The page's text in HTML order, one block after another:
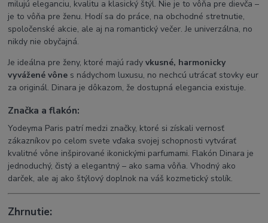
milujú eleganciu, kvalitu a klasický štýl. Nie je to vôňa pre dievča –
je to vôňa pre ženu. Hodí sa do práce, na obchodné stretnutie,
spoločenské akcie, ale aj na romantický večer. Je univerzálna, no
nikdy nie obyčajná.
Je ideálna pre ženy, ktoré majú radyvkusné, harmonicky
vyvážené vône s nádychom luxusu, no nechcú utrácať stovky eur
za originál. Dinara je dôkazom, že dostupná elegancia existuje.
Značka a flakón:
Yodeyma Paris patrí medzi značky, ktoré si získali vernosť
zákazníkov po celom svete vďaka svojej schopnosti vytvárať
kvalitné vône inšpirované ikonickými parfumami. Flakón Dinara je
jednoduchý, čistý a elegantný – ako sama vôňa. Vhodný ako
darček, ale aj ako štýlový doplnok na váš kozmetický stolík.
Zhrnutie: